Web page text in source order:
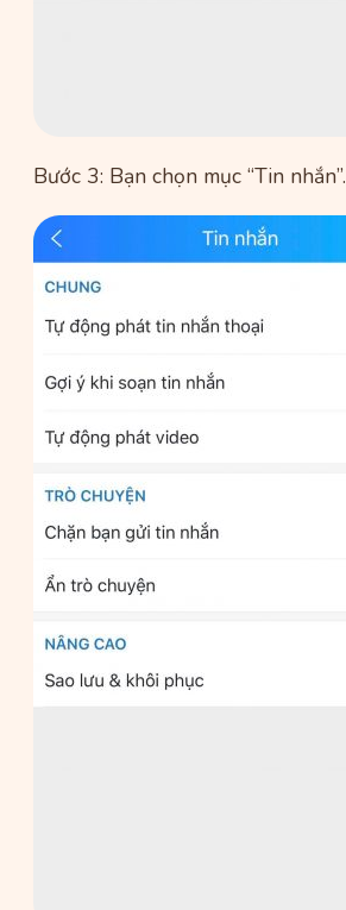
Bước 3: Bạn chọn mục “Tin nhắn”.